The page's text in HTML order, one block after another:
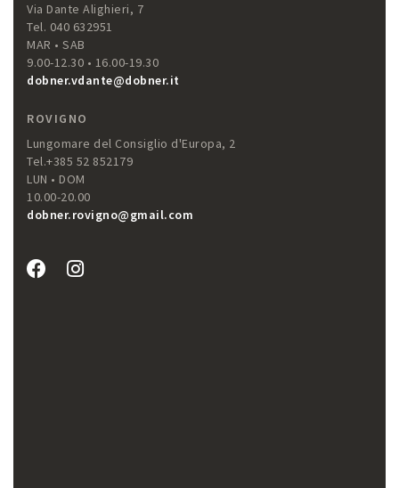
Via Dante Alighieri, 7
Tel. 040 632951
MAR • SAB
9.00-12.30 • 16.00-19.30
dobner.vdante@dobner.it
ROVIGNO
Lungomare del Consiglio d'Europa, 2
Tel.+385 52 852179
LUN • DOM
10.00-20.00
dobner.rovigno@gmail.com